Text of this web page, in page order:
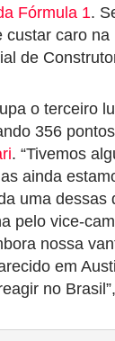
Fórmula 1.
custar caro na
de
o terceiro
356
. “Tivemos
ainda
uma dessas
pelo vice-
nossa
em
no